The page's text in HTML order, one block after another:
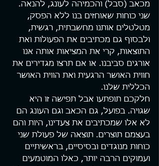
מכאב (סבל) והכמיהה לעונג, להנאה.
שני כוחות שאוחזים בנו ללא הפסק,
מטלטלים אותנו מחשבתית, רגשית,
ולבסוף גם מכתיבים את הפעולות ואת
התוצאות, קרי את המציאות אותה אנו
אורגים סביבנו. או אם תרצו מגדירים את
חווית האושר הרגעית ואת הווית האושר
הכללית שלנו.
חלקכם תופתעו אבל תפישה זו היא
שגויה. בפועל, גם הכאב וגם העונג הם
לא אלו שמכתיבים את צעדינו, היות והם
בעצמם תוצרים. תוצאה של פעולת שני
כוחות מנוגדים ובסיסיים, בראשיתיים
ועמוקים הרבה יותר, כאלו המוטמעים